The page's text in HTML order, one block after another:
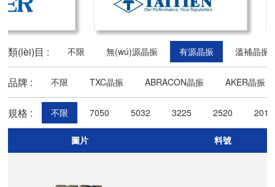
類(lèi)目 : 不限 無(wú)源晶振 有源晶振 溫補晶振
品牌 : 不限 TXC晶振 ABRACON晶振 AKER晶振
規格 : 不限 7050 5032 3225 2520 2016
圖片 料號